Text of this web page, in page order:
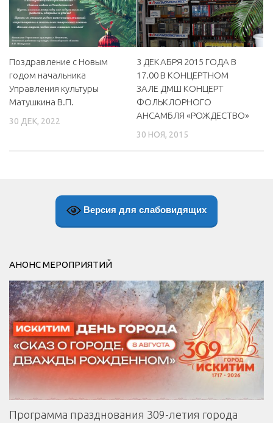
Поздравление с Новым
годом начальника
Управления культуры
Матушкина В.П.
30 ДЕК, 2022
3 ДЕКАБРЯ 2015 ГОДА В
17.00 В КОНЦЕРТНОМ
ЗАЛЕ ДМШ КОНЦЕРТ
ФОЛЬКЛОРНОГО
АНСАМБЛЯ «РОЖДЕСТВО»
30 НОЯ, 2015
Версия для слабовидящих
АНОНС МЕРОПРИЯТИЙ
Программа празднования 309-летия города